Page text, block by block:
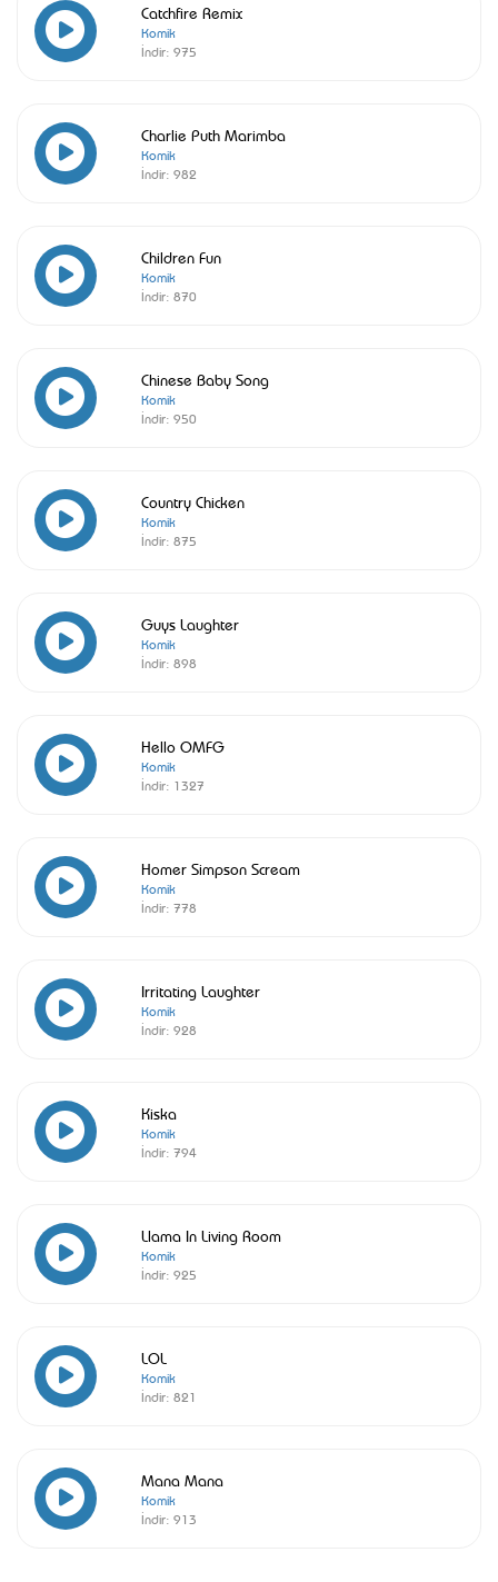
Catchfire Remix
Komik
İndir: 975
Charlie Puth Marimba
Komik
İndir: 982
Children Fun
Komik
İndir: 870
Chinese Baby Song
Komik
İndir: 950
Country Chicken
Komik
İndir: 875
Guys Laughter
Komik
İndir: 898
Hello OMFG
Komik
İndir: 1327
Homer Simpson Scream
Komik
İndir: 778
Irritating Laughter
Komik
İndir: 928
Kiska
Komik
İndir: 794
Llama In Living Room
Komik
İndir: 925
LOL
Komik
İndir: 821
Mana Mana
Komik
İndir: 913